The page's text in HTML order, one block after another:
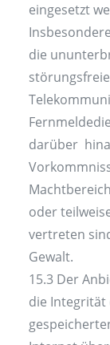
eingesetzt
die
darüber
oder
vertreten
Gewalt.
15.3 Der
die Integrität